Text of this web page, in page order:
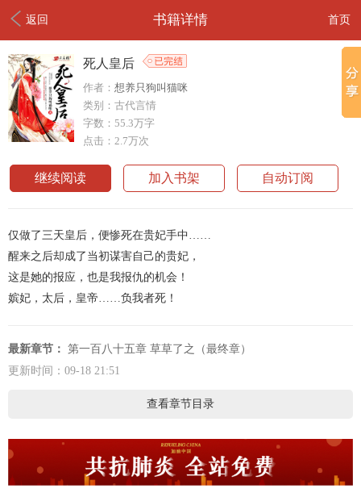
返回 书籍详情 首页
死人皇后
作者： 想养只狗叫猫咪
类别：古代言情
字数：55.3万字
点击：2.7万次
继续阅读 加入书架 自动订阅
仅做了三天皇后，便惨死在贵妃手中……
醒来之后却成了当初谋害自己的贵妃，
这是她的报应，也是我报仇的机会！
嫔妃，太后，皇帝……负我者死！
最新章节： 第一百八十五章 草草了之（最终章）
更新时间：09-18 21:51
查看章节目录